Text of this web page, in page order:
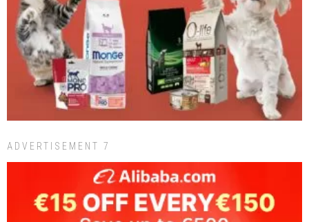
ADVERTISEMENT 7